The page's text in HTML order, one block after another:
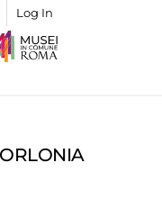
Log In